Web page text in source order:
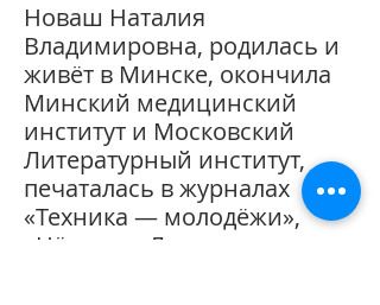
Новаш Наталия
Владимировна, родилась и
живёт в Минске, окончила
Минский медицинский
институт и Московский
Литературный институт,
печаталась в журналах
«Техника — молодёжи»,
«Нёман», «Летопись